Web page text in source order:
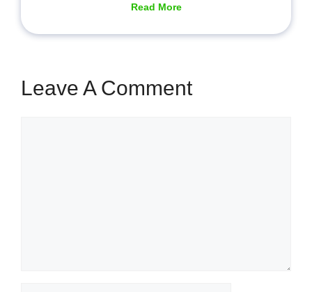
Read More
Leave A Comment